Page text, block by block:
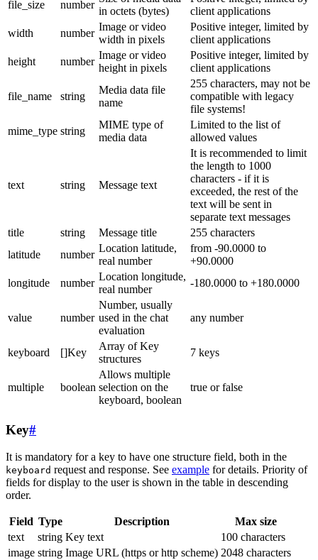
file_size
number
in octets (bytes)
client applications
width
number
Image or video
width in pixels
Positive integer, limited by
client applications
height
number
Image or video
height in pixels
Positive integer, limited by
client applications
file_name string
Media data file
name
255 characters, may not be
compatible with legacy
file systems!
mime_type string
MIME type of
media data
Limited to the list of
allowed values
text string Message text
It is recommended to limit
the length to 1000
characters - if it is
exceeded, the rest of the
text will be sent in
separate text messages
title
string Message title
255 characters
latitude
number
Location latitude,
real number
from -90.0000 to
+90.0000
longitude
number
Location longitude,
real number
-180.0000 to +180.0000
value number
Number, usually
used in the chat
evaluation
any number
keyboard []Key
Array of Key
structures
7 keys
multiple boolean
Allows multiple
selection on the
keyboard, boolean
true or false
Key#
It is mandatory for a key to have one structure field, both in the
keyboard request and response. See example for details. Priority of
fields for display to the user is shown in the table in descending
order.
Field Type Description
Max size
text
string Key text
100 characters
image string Image URL (https or http scheme) 2048 characters